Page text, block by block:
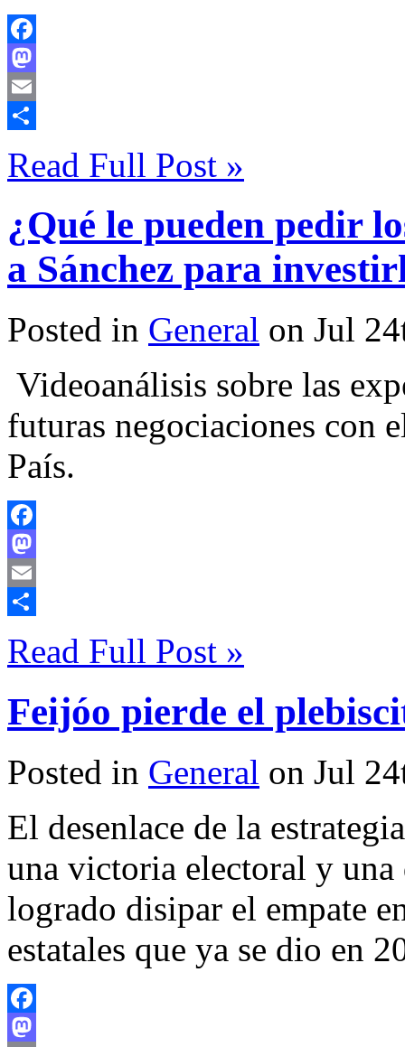
Facebook
Mastodon
Email
Read Full Post »
¿Qué le pueden pedir
a Sánchez para
Posted in General on Jul
Videoanálisis sobre las
futuras negociaciones con
País.
Facebook
Mastodon
Email
Read Full Post »
Feijóo pierde el
Posted in General on Jul
El desenlace de la
una victoria electoral y una
logrado disipar el empate
estatales que ya se dio en
Facebook